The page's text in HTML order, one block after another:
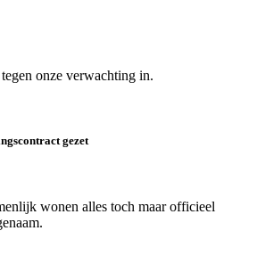
onze verwachting in.
gezet
wonen alles toch maar officieel